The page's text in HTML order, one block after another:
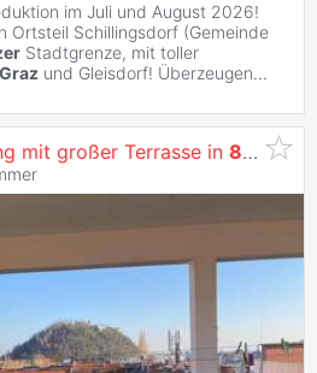
im Juli und August 2026!
Ortsteil Schillingsdorf (Gemeinde
Stadtgrenze, mit toller
Graz und Gleisdorf! Überzeugen...
mit großer Terrasse in 8010